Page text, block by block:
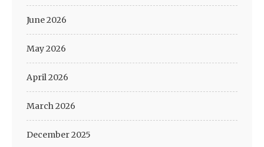
June 2026
May 2026
April 2026
March 2026
December 2025